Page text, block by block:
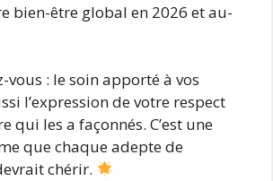
bien-être global en 2026 et au-
vous : le soin apporté à vos
l’expression de votre respect
qui les a façonnés. C’est une
que chaque adepte de
chérir.